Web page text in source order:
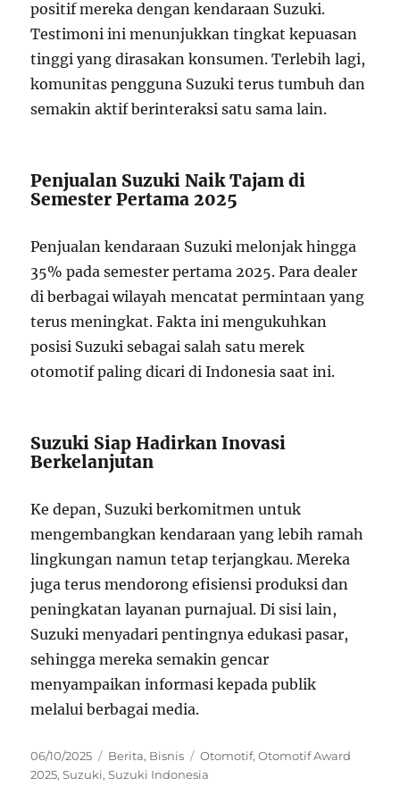
positif mereka dengan kendaraan Suzuki.
Testimoni ini menunjukkan tingkat kepuasan
tinggi yang dirasakan konsumen. Terlebih lagi,
komunitas pengguna Suzuki terus tumbuh dan
semakin aktif berinteraksi satu sama lain.
Penjualan Suzuki Naik Tajam di
Semester Pertama 2025
Penjualan kendaraan Suzuki melonjak hingga
35% pada semester pertama 2025. Para dealer
di berbagai wilayah mencatat permintaan yang
terus meningkat. Fakta ini mengukuhkan
posisi Suzuki sebagai salah satu merek
otomotif paling dicari di Indonesia saat ini.
Suzuki Siap Hadirkan Inovasi
Berkelanjutan
Ke depan, Suzuki berkomitmen untuk
mengembangkan kendaraan yang lebih ramah
lingkungan namun tetap terjangkau. Mereka
juga terus mendorong efisiensi produksi dan
peningkatan layanan purnajual. Di sisi lain,
Suzuki menyadari pentingnya edukasi pasar,
sehingga mereka semakin gencar
menyampaikan informasi kepada publik
melalui berbagai media.
Posted
on
06/10/2025 Categories
Berita, Bisnis Tags
Otomotif,Otomotif Award
2025,Suzuki,Suzuki Indonesia